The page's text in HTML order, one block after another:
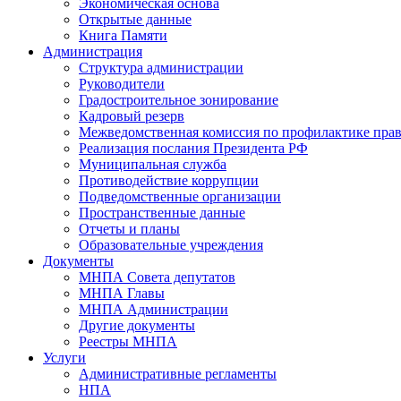
Экономическая основа
Открытые данные
Книга Памяти
Администрация
Структура администрации
Руководители
Градостроительное зонирование
Кадровый резерв
Межведомственная комиссия по профилактике
Реализация послания Президента РФ
Муниципальная служба
Противодействие коррупции
Подведомственные организации
Пространственные данные
Отчеты и планы
Образовательные учреждения
Документы
МНПА Совета депутатов
МНПА Главы
МНПА Администрации
Другие документы
Реестры МНПА
Услуги
Административные регламенты
НПА